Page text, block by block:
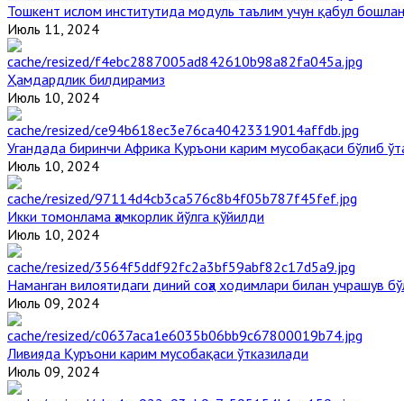
Тошкент ислом институтида модуль таълим учун қабул
Июль 11, 2024
Ҳамдардлик билдирамиз
Июль 10, 2024
Угандада биринчи Aфрика Қуръони карим мусобақаси бўлиб
Июль 10, 2024
Икки томонлама ҳамкорлик йўлга қўйилди
Июль 10, 2024
Наманган вилоятидаги диний соҳа ходимлари билан учрашув
Июль 09, 2024
Ливияда Қуръони карим мусобақаси ўтказилади
Июль 09, 2024